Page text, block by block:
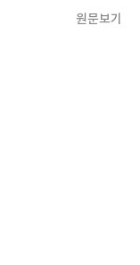
원문보기